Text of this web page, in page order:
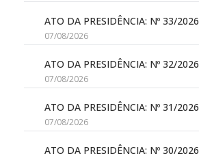
ATO DA PRESIDÊNCIA: Nº 33/2026
07/08/2026
ATO DA PRESIDÊNCIA: Nº 32/2026
07/08/2026
ATO DA PRESIDÊNCIA: Nº 31/2026
07/08/2026
ATO DA PRESIDÊNCIA: Nº 30/2026